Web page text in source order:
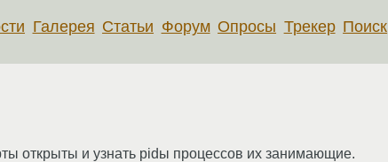
Галерея Статьи Форум Опросы Трекер Поиск
открыты и узнать pidы процессов их занимающие.